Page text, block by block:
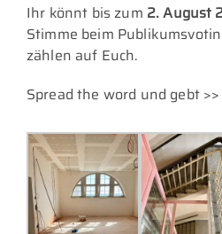
Ihr könnt bis zum 2. August
Stimme beim
zählen auf Euch.
Spread the word und gebt >>